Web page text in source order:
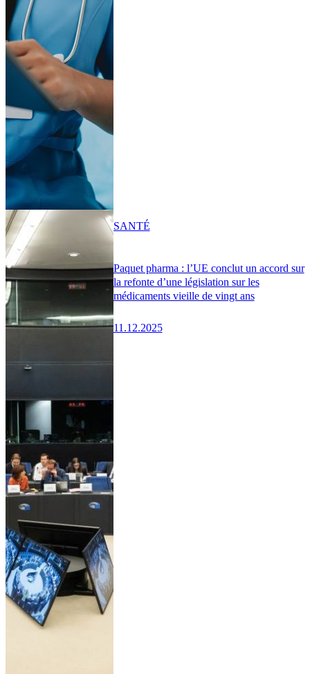
Paquet pharma : l’UE conclut un accord sur
la refonte d’une législation sur les
médicaments vieille de vingt ans
11.12.2025
SANTÉ